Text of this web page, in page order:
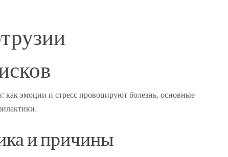
эмоции и стресс провоцируют болезнь, основные
и причины